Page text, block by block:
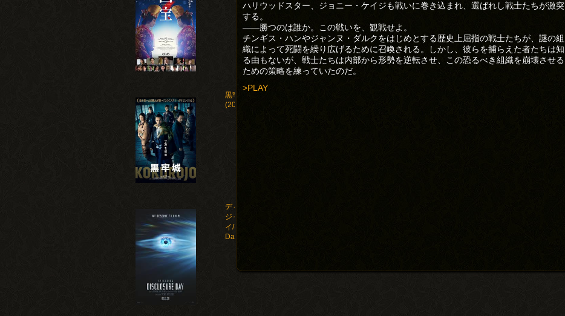
黒牢城
(2026)
ディスクロー
ジャー・デ
イ/Disclosure
Day(2026)
ハリウッドスター、ジョニー・ケイジも戦いに巻き込まれ、選ばれし戦士たちが激突
する。
――勝つのは誰か。この戦いを、観戦せよ。
チンギス・ハンやジャンヌ・ダルクをはじめとする歴史上屈指の戦士たちが、謎の組
織によって死闘を繰り広げるために召喚される。しかし、彼らを捕らえた者たちは知
る由もないが、戦士たちは内部から形勢を逆転させ、この恐るべき組織を崩壊させる
ための策略を練っていたのだ。
>PLAY